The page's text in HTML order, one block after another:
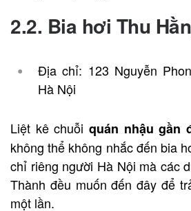
2.2. Bia hơi Thu
Địa chỉ: 123 Nguyễn
Hà Nội
Liệt kê chuỗi quán nhậu gần
không thể không nhắc đến bia
chỉ riêng người Hà Nội mà các
Thành đều muốn đến đây để
một lần.